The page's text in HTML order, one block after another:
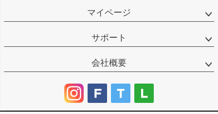
マイページ
サポート
会社概要